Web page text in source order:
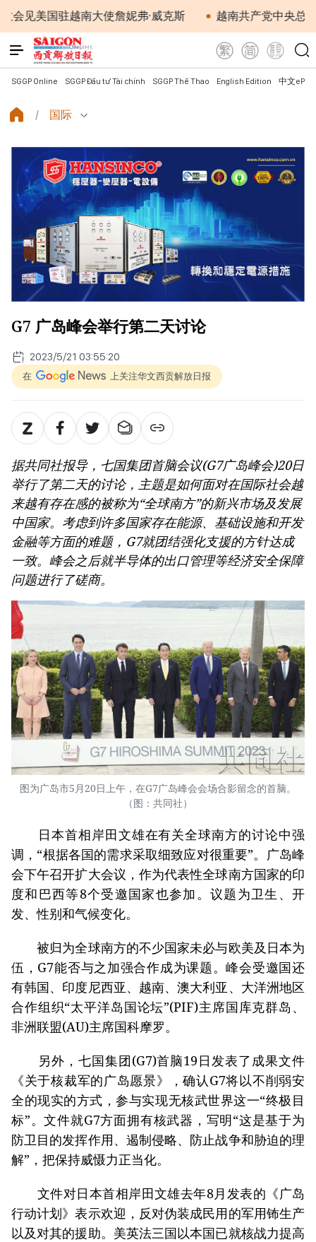
国驻越南大使詹妮弗·威克斯 越南共产党中央总书记、
SGGP Online SGGP Đầu tư Tài chính SGGP Thể Thao English Edition 中文
国际
G7 广岛峰会举行第二天讨论
2023/5/21 03:55:20
在 上关注华文西贡解放日报
据共同社报导，七国集团首脑会议(G7广岛峰会)20日
举行了第二天的讨论，主题是如何面对在国际社会越
来越有存在感的被称为“全球南方”的新兴市场及发展
中国家。考虑到许多国家存在能源、基础设施和开发
金融等方面的难题，G7就团结强化支援的方针达成
一致。峰会之后就半导体的出口管理等经济安全保障
问题进行了磋商。
图为广岛市5月20日上午，在G7广岛峰会会场合影留念的首脑。
（图：共同社）
日本首相岸田文雄在有关全球南方的讨论中强
调，“根据各国的需求采取细致应对很重要”。广岛峰
会下午召开扩大会议，作为代表性全球南方国家的印
度和巴西等8个受邀国家也参加。议题为卫生、开
发、性别和气候变化。
被归为全球南方的不少国家未必与欧美及日本为
伍，G7能否与之加强合作成为课题。峰会受邀国还
有韩国、印度尼西亚、越南、澳大利亚、大洋洲地区
合作组织“太平洋岛国论坛”(PIF)主席国库克群岛、
非洲联盟(AU)主席国科摩罗。
另外，七国集团(G7)首脑19日发表了成果文件
《关于核裁军的广岛愿景》，确认G7将以不削弱安
全的现实的方式，参与实现无核武世界这一“终极目
标”。文件就G7方面拥有核武器，写明“这是基于为
防卫目的发挥作用、遏制侵略、防止战争和胁迫的理
解”，把保持威慑力正当化。
文件对日本首相岸田文雄去年8月发表的《广岛
行动计划》表示欢迎，反对伪装成民用的军用钸生产
以及对其的援助。美英法三国以本国已就核战力提高